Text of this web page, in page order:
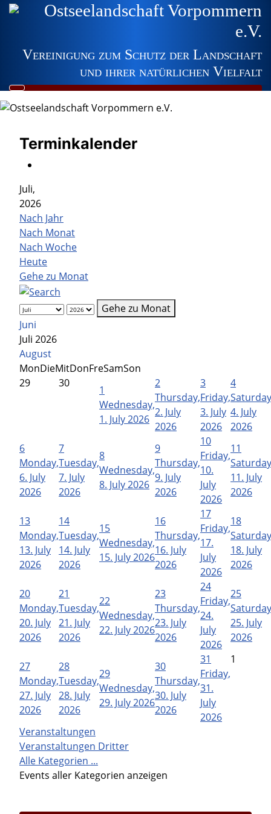
Vereinigung zum Schutz der Landschaft
und ihrer natürlichen Vielfalt
Ostseelandschaft Vorpommern
e.V.
Terminkalender
Juli,
2026
Nach Jahr
Nach Monat
Nach Woche
Heute
Gehe zu Monat
Gehe zu Monat
Juni
Juli 2026
August
MonDieMitDonFreSamSon
29
30
1
Wednesday,
1. July 2026
2
Thursday,
2. July
2026
3
Friday,
3. July
2026
4
4. July
2026
6
Monday,
6. July
2026
7
Tuesday,
7. July
2026
8
Wednesday,
8. July 2026
9
Thursday,
9. July
2026
10
Friday,
10.
July
2026
11
11. July
2026
13
Monday,
13. July
2026
14
Tuesday,
14. July
2026
15
Wednesday,
15. July 2026
16
Thursday,
16. July
2026
17
Friday,
17.
July
2026
18
18. July
2026
20
Monday,
20. July
2026
21
Tuesday,
21. July
2026
22
Wednesday,
22. July 2026
23
Thursday,
23. July
2026
24
Friday,
24.
July
2026
25
25. July
2026
27
Monday,
27. July
2026
28
Tuesday,
28. July
2026
29
Wednesday,
29. July 2026
30
Thursday,
30. July
2026
31
Friday,
31.
July
2026
1
Veranstaltungen
Veranstaltungen Dritter
Alle Kategorien ...
Events aller Kategorien anzeigen